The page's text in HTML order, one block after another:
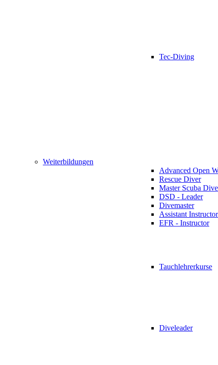
Tec-Diving
Weiterbildungen
Advanced Open
Rescue Diver
Master Scuba
DSD - Leader
Divemaster
Assistant Instructor
EFR - Instructor
Tauchlehrerkurse
Diveleader